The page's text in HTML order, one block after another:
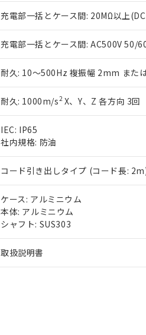
充電部一括とケース間: 20MΩ以上
充電部一括とケース間: AC500V 50/
耐久: 10～500Hz 複振幅 2mm また
耐久: 1000m/s2X、Y、Z 各方向 3回
IEC: IP65
社内規格: 防油
コード引き出しタイプ (コード長:
ケース: アルミニウム
本体: アルミニウム
シャフト: SUS303
取扱説明書
51物質の非含有証明書（当社基準
※本証明書は発行日時点で非含有
また、RoHS指令のフタル酸エス
混在することから備考欄に対応日
既に当社にて対応品への在庫切替